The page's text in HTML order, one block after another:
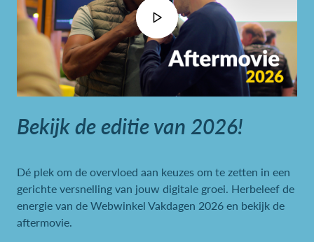
Bekijk de editie van 2026!
Dé plek om de overvloed aan keuzes om te zetten in een
gerichte versnelling van jouw digitale groei. Herbeleef de
energie van de Webwinkel Vakdagen 2026 en bekijk de
aftermovie.